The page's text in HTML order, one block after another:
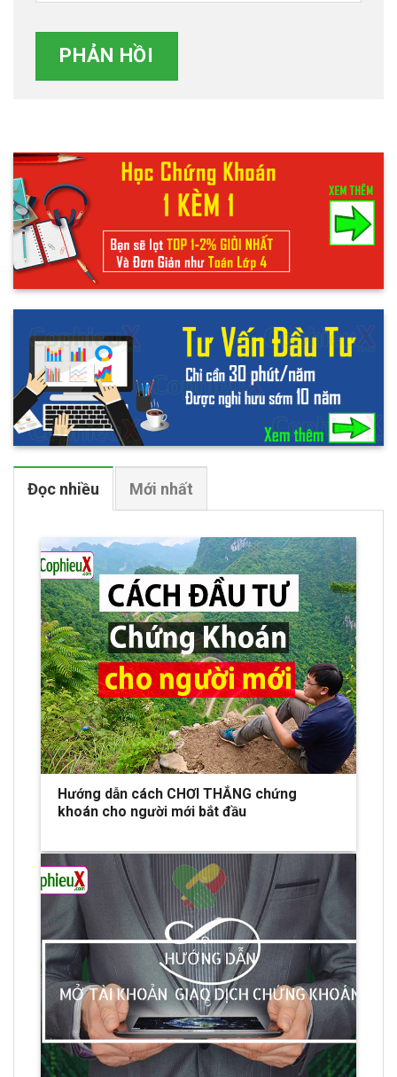
Đọc nhiều Mới nhất
Hướng dẫn cách CHƠI THẮNG chứng
khoán cho người mới bắt đầu